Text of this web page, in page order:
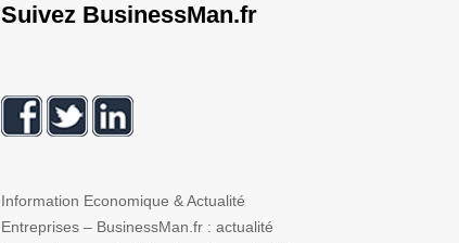
Suivez BusinessMan.fr
Information Economique & Actualité
Entreprises – BusinessMan.fr : actualité